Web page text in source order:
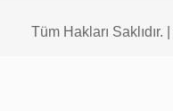
Tüm Hakları Saklıdır. |